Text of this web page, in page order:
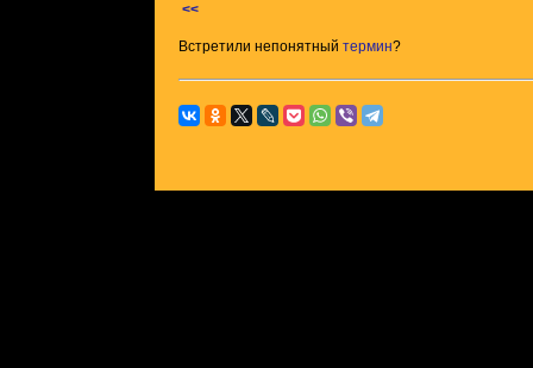
<<
Встретили непонятный термин?